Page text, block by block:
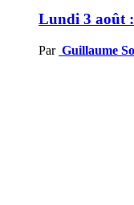
Lundi 3 août
Par Guillaume